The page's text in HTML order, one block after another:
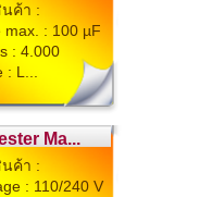
นค้า :
max. : 100 µF
: 4.000
: L...
Ma...
นค้า :
: 110/240 V